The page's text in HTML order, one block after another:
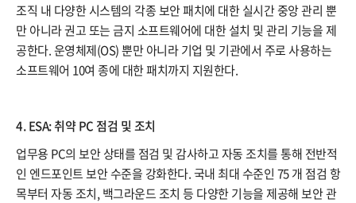
조직 내 다양한 시스템의 각종 보안 패치에 대한 실시간 중앙 관리 뿐
만 아니라 권고 또는 금지 소프트웨어에 대한 설치 및 관리 기능을 제
공한다. 운영체제(OS) 뿐만 아니라 기업 및 기관에서 주로 사용하는
소프트웨어 10여 종에 대한 패치까지 지원한다.
4. ESA: 취약 PC 점검 및 조치
업무용 PC의 보안 상태를 점검 및 감사하고 자동 조치를 통해 전반적
인 엔드포인트 보안 수준을 강화한다. 국내 최대 수준인 75 개 점검 항
목부터 자동 조치, 백그라운드 조치 등 다양한 기능을 제공해 보안 관